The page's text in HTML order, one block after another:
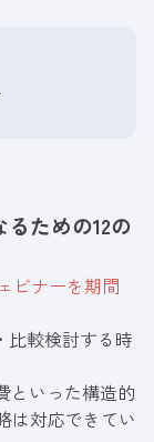
ための12の
ビナーを期間
比較検討する時
といった構造的
は対応できてい